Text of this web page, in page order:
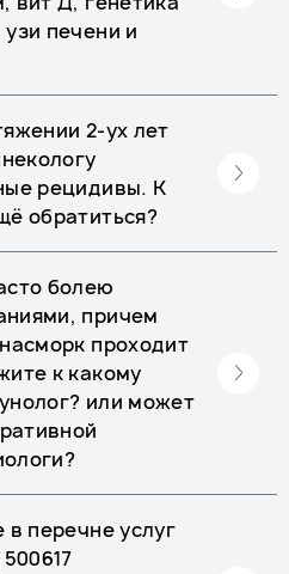
печени и
2-ух лет
рецидивы. К
обратиться?
болею
причем
проходит
к какому
или может
перечне услуг